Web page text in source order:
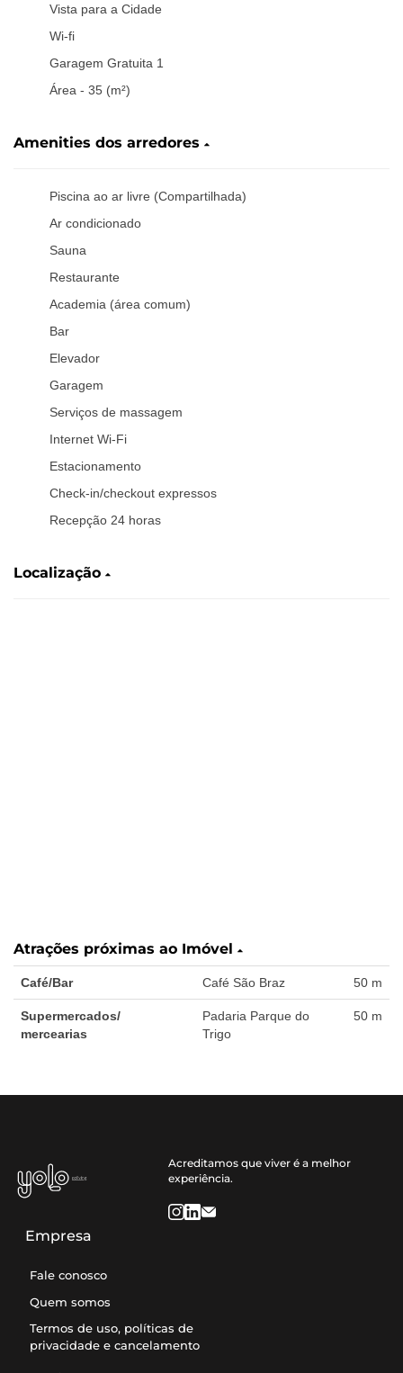
Vista para a Cidade
Wi-fi
Garagem Gratuita 1
Área - 35 (m²)
Amenities dos arredores
Piscina ao ar livre (Compartilhada)
Ar condicionado
Sauna
Restaurante
Academia (área comum)
Bar
Elevador
Garagem
Serviços de massagem
Internet Wi-Fi
Estacionamento
Check-in/checkout expressos
Recepção 24 horas
Localização
Atrações próximas ao Imóvel
Café/Bar Café São Braz 50 m
Supermercados/
mercearias
Padaria Parque do
Trigo
50 m
Acreditamos que viver é a melhor
experiência.
Empresa
Fale conosco
Quem somos
Termos de uso, políticas de
privacidade e cancelamento